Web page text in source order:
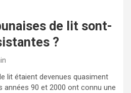
de lit sont-
?
lit étaient devenues quasiment
années 90 et 2000 ont connu une